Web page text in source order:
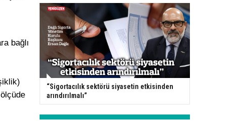
bağlı
ölçüde
“Sigortacılık sektörü siyasetin etkisinden
arındırılmalı”